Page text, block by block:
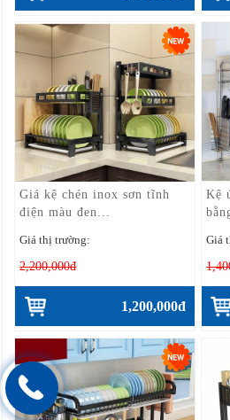
Giá kệ chén inox sơn tĩnh
điện màu đen...
Giá thị trường:
2,200,000đ
1,200,000đ
Kệ
Giá